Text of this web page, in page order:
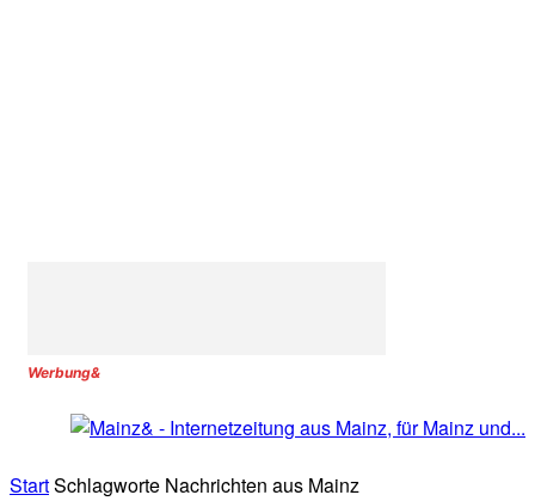
Werbung&
StartSchlagworte Nachrichten aus Mainz